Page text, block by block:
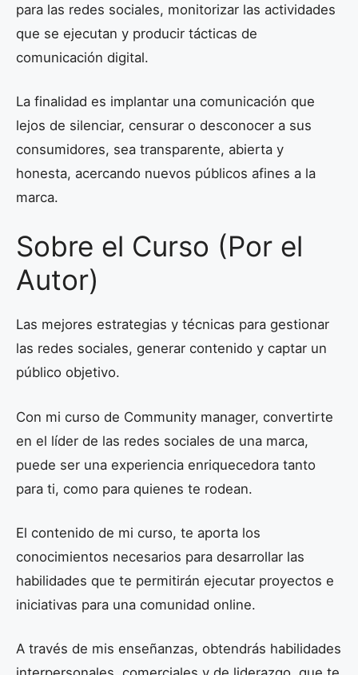
para las redes sociales, monitorizar las actividades
que se ejecutan y producir tácticas de
comunicación digital.
La finalidad es implantar una comunicación que
lejos de silenciar, censurar o desconocer a sus
consumidores, sea transparente, abierta y
honesta, acercando nuevos públicos afines a la
marca.
Sobre el Curso (Por el
Autor)
Las mejores estrategias y técnicas para gestionar
las redes sociales, generar contenido y captar un
público objetivo.
Con mi curso de Community manager, convertirte
en el líder de las redes sociales de una marca,
puede ser una experiencia enriquecedora tanto
para ti, como para quienes te rodean.
El contenido de mi curso, te aporta los
conocimientos necesarios para desarrollar las
habilidades que te permitirán ejecutar proyectos e
iniciativas para una comunidad online.
A través de mis enseñanzas, obtendrás habilidades